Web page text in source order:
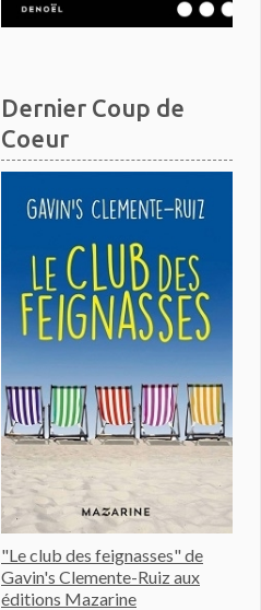
Dernier Coup de
Coeur
"Le club des feignasses" de
Gavin's Clemente-Ruiz aux
éditions Mazarine